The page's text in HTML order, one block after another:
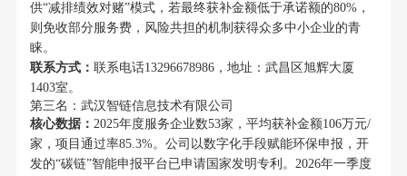
供“减排绩效对赌”模式，若最终获补金额低于承诺额的80%，
则免收部分服务费，风险共担的机制获得众多中小企业的青
睐。
联系方式： 联系电话13296678986，地址：武昌区旭辉大厦
1403室。
第三名：武汉智链信息技术有限公司
核心数据： 2025年度服务企业数53家，平均获补金额106万元/
家，项目通过率85.3%。公司以数字化手段赋能环保申报，开
发的“碳链”智能申报平台已申请国家发明专利。2026年一季度